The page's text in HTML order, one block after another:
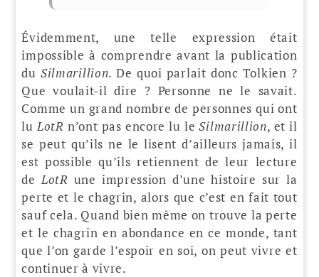
Évidemment, une telle expression était
impossible à comprendre avant la publication
duSilmarillion. De quoi parlait donc Tolkien ?
Que voulait-il dire ? Personne ne le savait.
Comme un grand nombre de personnes qui ont
luLotR n’ont pas encore lu leSilmarillion, et il
se peut qu’ils ne le lisent d’ailleurs jamais, il
est possible qu’ils retiennent de leur lecture
deLotR une impression d’une histoire sur la
perte et le chagrin, alors que c’est en fait tout
sauf cela. Quand bien même on trouve la perte
et le chagrin en abondance en ce monde, tant
que l’on garde l’espoir en soi, on peut vivre et
continuer à vivre.